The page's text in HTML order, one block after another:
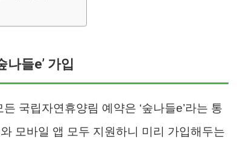
나들e’ 가입
국립자연휴양림 예약은 ‘숲나들e’라는 통
모바일 앱 모두 지원하니 미리 가입해두는